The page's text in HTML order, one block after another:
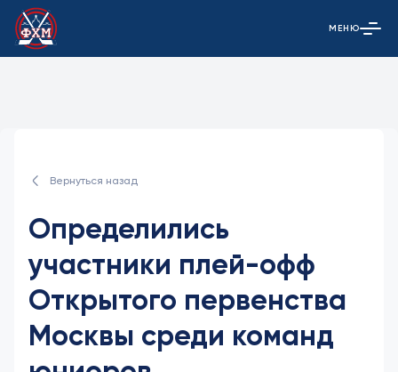
Открыть
МЕНЮ
Вернуться назад
Определились
участники плей-офф
Открытого первенства
Москвы среди команд